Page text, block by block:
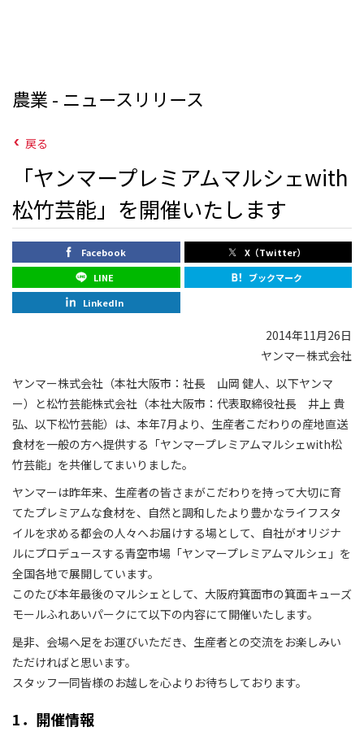
農業 - ニュースリリース
戻る
「ヤンマープレミアムマルシェwith
松竹芸能」を開催いたします
Facebook
X（Twitter）
LINE
ブックマーク
LinkedIn
2014年11月26日
ヤンマー株式会社
ヤンマー株式会社（本社大阪市：社長 山岡 健人、以下ヤンマ
ー）と松竹芸能株式会社（本社大阪市：代表取締役社長 井上 貴
弘、以下松竹芸能）は、本年7月より、生産者こだわりの産地直送
食材を一般の方へ提供する「ヤンマープレミアムマルシェwith松
竹芸能」を共催してまいりました。
ヤンマーは昨年来、生産者の皆さまがこだわりを持って大切に育
てたプレミアムな食材を、自然と調和したより豊かなライフスタ
イルを求める都会の人々へお届けする場として、自社がオリジナ
ルにプロデュースする青空市場「ヤンマープレミアムマルシェ」を
全国各地で展開しています。
このたび本年最後のマルシェとして、大阪府箕面市の箕面キューズ
モールふれあいパークにて以下の内容にて開催いたします。
是非、会場へ足をお運びいただき、生産者との交流をお楽しみい
ただければと思います。
スタッフ一同皆様のお越しを心よりお待ちしております。
1．開催情報